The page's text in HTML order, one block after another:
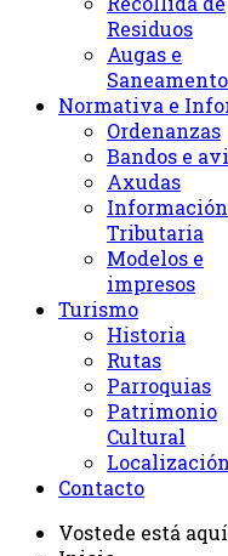
Residuos
Augas e
Normativa e
Ordenanzas
Bandos e
Axudas
Información
Tributaria
Modelos e
impresos
Turismo
Historia
Rutas
Parroquias
Patrimonio
Cultural
Contacto
Vostede está